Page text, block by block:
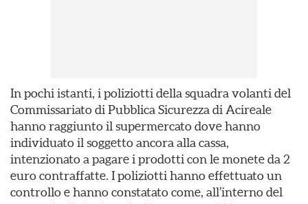
In pochi istanti, i poliziotti della squadra volanti del
Commissariato di Pubblica Sicurezza di Acireale
hanno raggiunto il supermercato dove hanno
individuato il soggetto ancora alla cassa,
intenzionato a pagare i prodotti con le monete da 2
euro contraffatte. I poliziotti hanno effettuato un
controllo e hanno constatato come, all’interno del